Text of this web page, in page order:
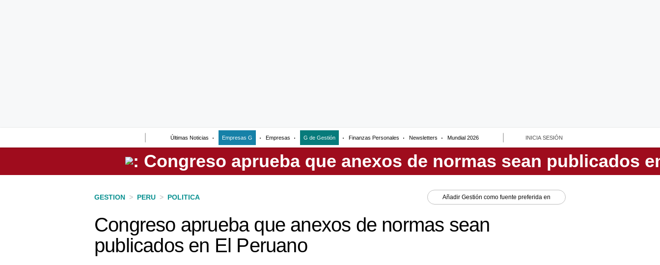
Últimas Noticias Empresas G Empresas G de Gestión Finanzas Personales Newsletters Mundial 2026 INICIA SESIÓN
Perú
GESTION > PERU > POLITICA Añadir Gestión como fuente preferida en
Congreso aprueba que anexos de normas sean
publicados en El Peruano